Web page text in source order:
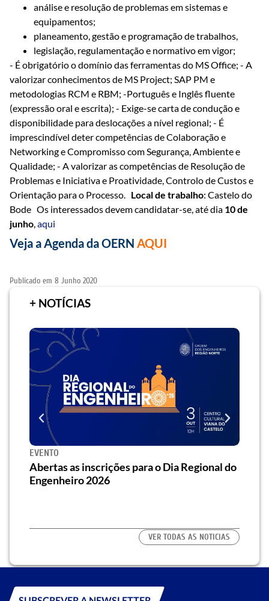
análise e resolução de problemas em sistemas e
equipamentos;
planeamento, gestão e programação de trabalhos,
legislação, regulamentação e normativo em vigor;
- É obrigatório o domínio das ferramentas do MS Office; - A
valorizar conhecimentos de MS Project; SAP PM e
metodologias RCM e RBM; -Português e Inglês fluente
(expressão oral e escrita); - Exige-se carta de condução e
disponibilidade para deslocações a nível regional; - É
imprescindível deter competências de Colaboração e
Networking e Compromisso com Segurança, Ambiente e
Qualidade; - A valorizar as competências de Resolução de
Problemas e Iniciativa e Proatividade, Controlo de Custos e
Orientação para o Processo. Local de trabalho: Castelo do
Bode Os interessados devem candidatar-se, até dia 10 de
junho aqui
Veja a Agenda da OERN AQUI
Publicado em 8 Junho 2020
+ NOTÍCIAS
EVENTO
Abertas as inscrições para o Dia Regional do
Engenheiro 2026
VER TODAS AS NOTICIAS